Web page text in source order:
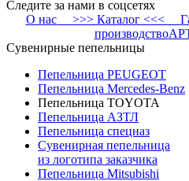
Следите за нами в соцсетях
О нас>>> Каталог <<<
производство
Сувенирные пепельницы
Пепельница PEUGEOT
Пепельница Mercedes-Benz
Пепельница TOYOTA
Пепельница АЗТЛ
Пепельница спецназ
Сувенирная пепельница
из логотипа заказчика
Пепельница Mitsubishi